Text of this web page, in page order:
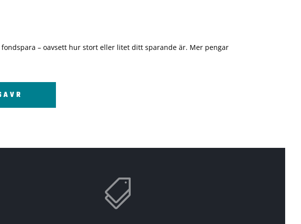
– oavsett hur stort eller litet ditt sparande är. Mer pengar
